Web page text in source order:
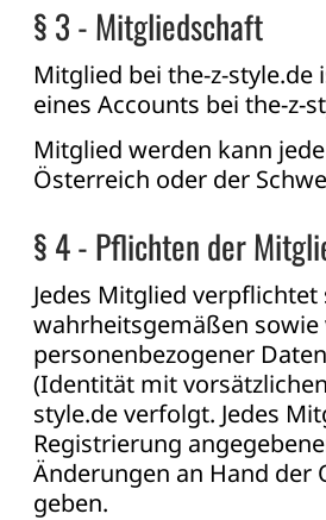
§ 3 - Mitgliedschaft
Mitglied bei the-z-
eines Accounts bei the-z-
Mitglied werden kann
Österreich oder der
§ 4 - Pflichten der
Jedes Mitglied
wahrheitsgemäßen
personenbezogener
(Identität mit
style.de verfolgt. Jedes
Registrierung
Änderungen an Hand der
geben.